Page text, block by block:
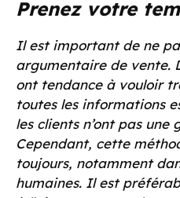
Prenez votre
Il est important de ne
argumentaire de vente.
ont tendance à vouloir
toutes les informations
les clients n’ont pas
Cependant, cette
toujours, notamment
humaines. Il est